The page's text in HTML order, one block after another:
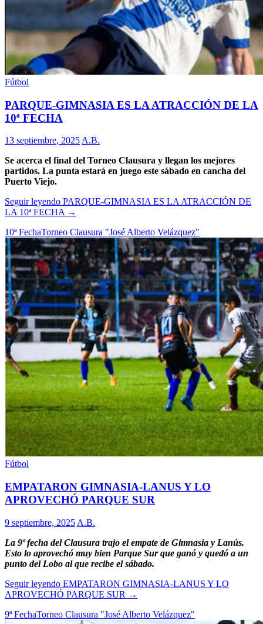
Fútbol
PARQUE-GIMNASIA ES LA ATRACCIÓN DE LA
10ª FECHA
13 septiembre, 2025A.B.
Se acerca el final del Torneo Clausura y llegan los mejores
partidos. La punta estará en juego este sábado en cancha del
Puerto Viejo.
Seguir leyendo PARQUE-GIMNASIA ES LA ATRACCIÓN DE
LA 10ª FECHA →
10ª FechaTorneo Clausura "José Alberto Velázquez"
Fútbol
EMPATARON GIMNASIA-LANUS Y LO
APROVECHÓ PARQUE SUR
9 septiembre, 2025 A.B.
La 9ª fecha del Clausura trajo el empate de Gimnasia y Lanús.
Esto lo aprovechó muy bien Parque Sur que ganó y quedó a un
punto del Lobo al que recibe el sábado.
Seguir leyendo EMPATARON GIMNASIA-LANUS Y LO
APROVECHÓ PARQUE SUR →
9ª FechaTorneo Clausura "José Alberto Velázquez"